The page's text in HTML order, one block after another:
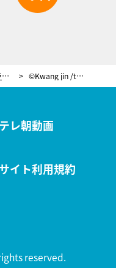
『六本木クラス』恋の三角関係がヒートアップ！葵（平手友梨奈）「私、社長が好きなんです」 ©Kwang jin /tv asahi
テレ朝動画
サイト利用規約
reserved.